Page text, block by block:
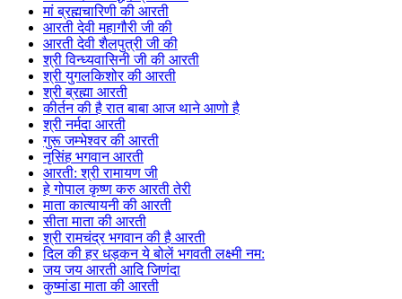
मां ब्रह्मचारिणी की आरती
आरती देवी महागौरी जी की
आरती देवी शैलपुत्री जी की
श्री विन्ध्यवासिनी जी की आरती
श्री युगलकिशोर की आरती
श्री ब्रह्मा आरती
कीर्तन की है रात बाबा आज थाने आणो है
श्री नर्मदा आरती
गुरू जम्भेश्वर की आरती
नृसिंह भगवान आरती
आरती: श्री रामायण जी
हे गोपाल कृष्ण करु आरती तेरी
माता कात्यायनी की आरती
सीता माता की आरती
श्री रामचंद्र भगवान की है आरती
दिल की हर धड़कन ये बोलें भगवती लक्ष्मी नम:
जय जय आरती आदि जिणंदा
कुष्मांडा माता की आरती